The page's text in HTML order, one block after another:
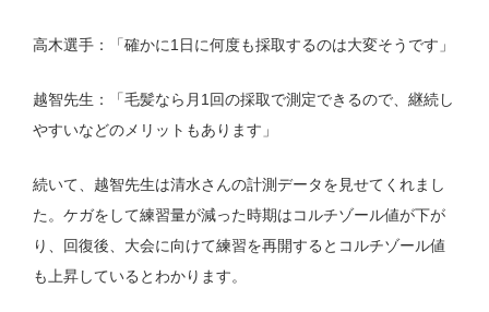
高木選手：「確かに1日に何度も採取するのは大変そうです」
越智先生：「毛髪なら月1回の採取で測定できるので、継続し
やすいなどのメリットもあります」
続いて、越智先生は清水さんの計測データを見せてくれまし
た。ケガをして練習量が減った時期はコルチゾール値が下が
り、回復後、大会に向けて練習を再開するとコルチゾール値
も上昇しているとわかります。